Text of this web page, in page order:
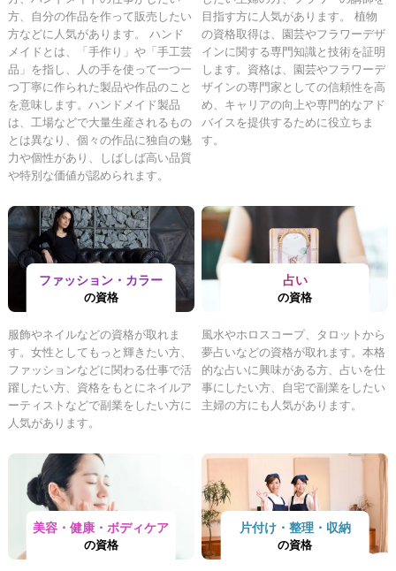
方、自分の作品を作って販売したい
方などに人気があります。 ハンド
メイドとは、「手作り」や「手工芸
品」を指し、人の手を使って一つ一
つ丁寧に作られた製品や作品のこと
を意味します。ハンドメイド製品
は、工場などで大量生産されるもの
とは異なり、個々の作品に独自の魅
力や個性があり、しばしば高い品質
や特別な価値が認められます。
目指す方に人気があります。 植物
の資格取得は、園芸やフラワーデザ
インに関する専門知識と技術を証明
します。資格は、園芸やフラワーデ
ザインの専門家としての信頼性を高
め、キャリアの向上や専門的なアド
バイスを提供するために役立ちま
す。
ファッション・カラー
の資格
服飾やネイルなどの資格が取れま
す。女性としてもっと輝きたい方、
ファッションなどに関わる仕事で活
躍したい方、資格をもとにネイルア
ーティストなどで副業をしたい方に
人気があります。
占い
の資格
風水やホロスコープ、タロットから
夢占いなどの資格が取れます。本格
的な占いに興味がある方、占いを仕
事にしたい方、自宅で副業をしたい
主婦の方にも人気があります。
美容・健康・ボディケア
の資格
片付け・整理・収納
の資格